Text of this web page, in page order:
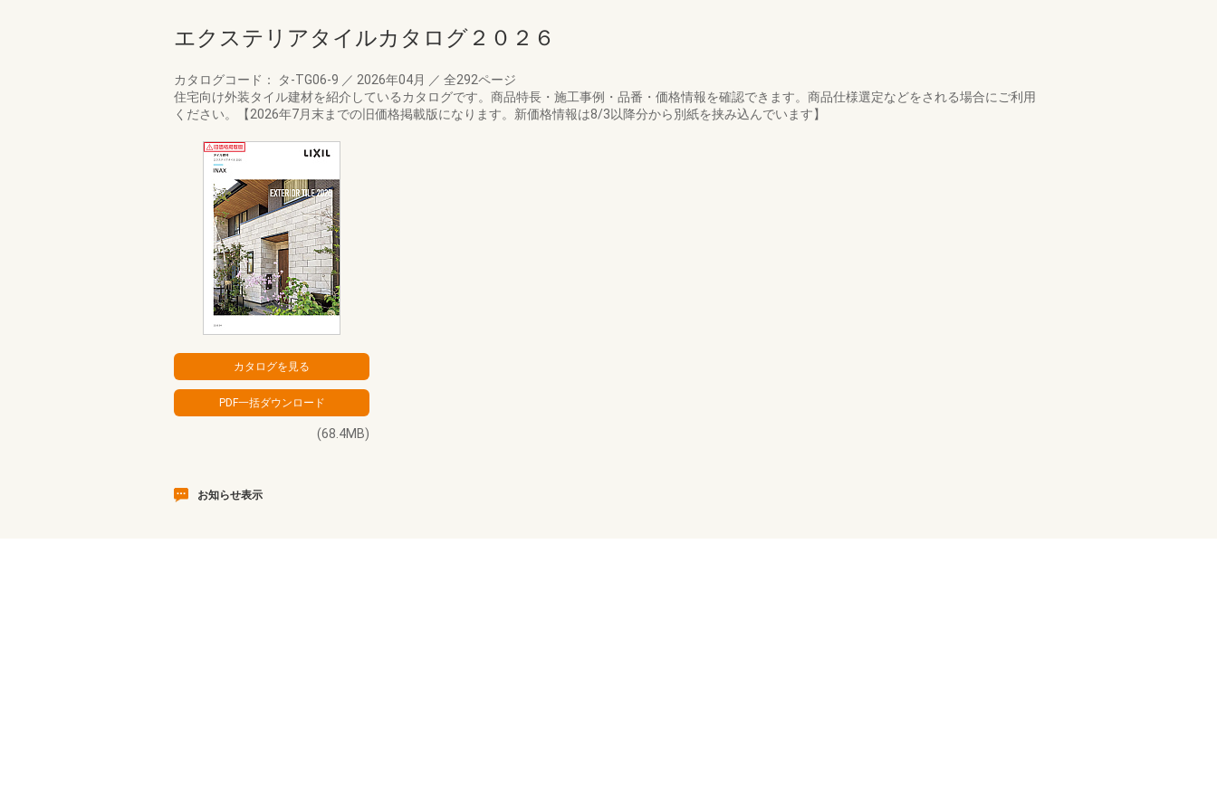
エクステリアタイルカタログ２０２６
カタログコード： タ-TG06-9 ／ 2026年04月 ／ 全292ページ
住宅向け外装タイル建材を紹介しているカタログです。商品特長・施工事例・品番・価格情報を確認できます。商品仕様選定などをされる場合にご利用
ください。【2026年7月末までの旧価格掲載版になります。新価格情報は8/3以降分から別紙を挟み込んでいます】
(68.4MB)
お知らせ表示